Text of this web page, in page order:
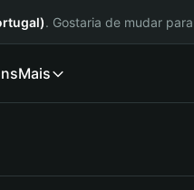
. Gostaria de mudar para
Mais